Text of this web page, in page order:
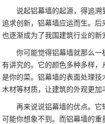
说起铝幕墙的起源，得追溯
追求创新，铝幕墙应运而生。
也逐渐成为了我国建筑行业的新
你可能觉得铝幕墙就那么
有讲究的。它的颜色多种多样
是你的菜。铝幕墙的表面处理技
木材等材质，让建筑的外观更加
再来说说铝幕墙的优点。它
可能你想象不到。而铝幕墙的重